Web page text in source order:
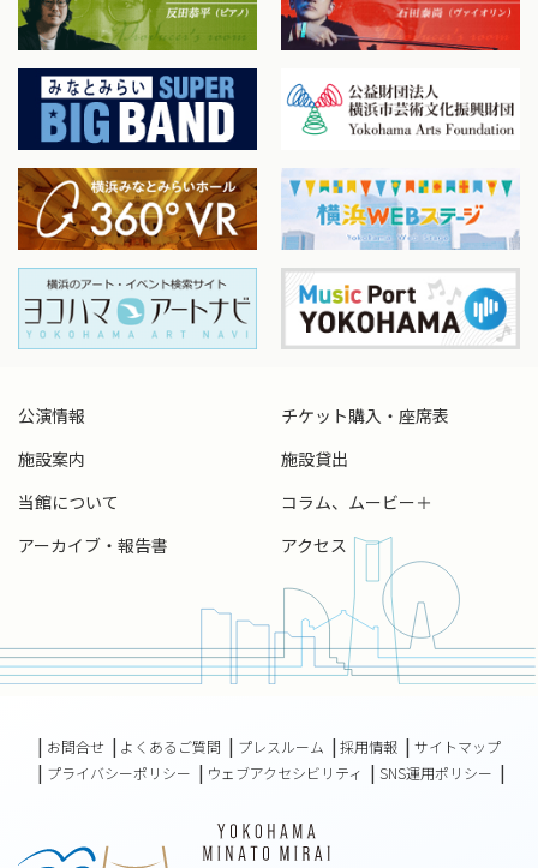
ⓒMarco Borggreve
ボストン交響楽団の歴史は、2021／22シーズンで141年目を迎
える。本拠地ボストンでの公演のほか、タングルウッド音楽
的に知られている。COVID-19パンデミックを受けた20／21シ
ーズンは、ボストン響の配信プラットフォーム「BSO NOW」
で世界中の観客に演奏を届けた。音楽監督は初代のヘンシェ
ルからニキシュ、クーセヴィツキー、ミュンシュらへと引き
継がれ、1973年には小澤征爾が13代目音楽監督に就任、2002
年まで29年間務めた。14／15シーズンからはアンドリス・ネ
ルソンスが音楽監督に就任。3度のグラミー賞受賞のほか、欧
州・アジアツアーの開催や、ライプツィヒ・ゲヴァントハウス
た。
公演情報
チケット購入・座席表
施設案内
施設貸出
当館について
コラム、ムービー＋
アーカイブ・報告書
アクセス
お問合せ よくあるご質問 プレスルーム 採用情報
サイトマップ
プライバシーポリシー
ウェブアクセシビリティ SNS運用ポリシー